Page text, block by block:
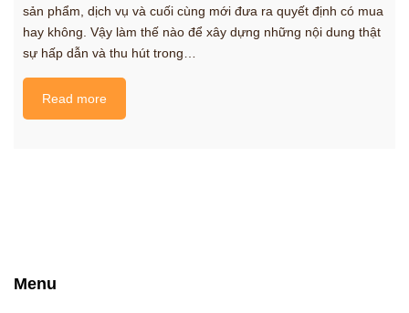
sản phẩm, dịch vụ và cuối cùng mới đưa ra quyết định có mua
hay không. Vậy làm thế nào để xây dựng những nội dung thật
sự hấp dẫn và thu hút trong…
Read more
Menu